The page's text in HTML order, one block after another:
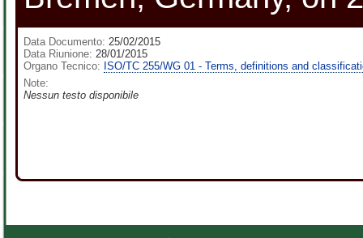
Data Documento: 25/02/2015
Data Riunione: 28/01/2015
Organo Tecnico: ISO/TC 255/WG 01 - Terms, definitions and
Note:
Nessun testo disponibile